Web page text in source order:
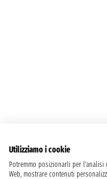
Utilizziamo i cookie
Potremmo posizionarli per
Web, mostrare contenuti